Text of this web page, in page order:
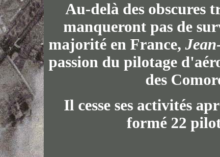
Au-delà des obscures
manqueront pas de
majorité en France,
passion du pilotage
des
Il cesse ses activités
formé 22